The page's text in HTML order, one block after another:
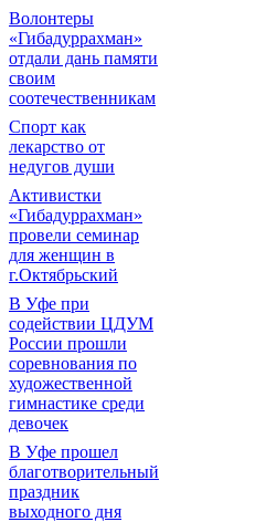
Волонтеры
«Гибадуррахман»
отдали дань памяти
своим
соотечественникам
Спорт как
лекарство от
недугов души
Активистки
«Гибадуррахман»
провели семинар
для женщин в
г.Октябрьский
В Уфе при
содействии ЦДУМ
России прошли
соревнования по
художественной
гимнастике среди
девочек
В Уфе прошел
благотворительный
праздник
выходного дня